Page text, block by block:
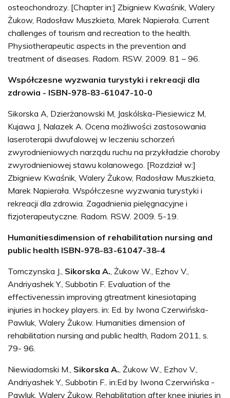
osteochondrozy. [Chapter in:] Zbigniew Kwaśnik, Walery
Żukow, Radosław Muszkieta, Marek Napierała. Current
challenges of tourism and recreation to the health.
Physiotherapeutic aspects in the prevention and
treatment of diseases. Radom. RSW. 2009. 81 – 96.
Współczesne wyzwania turystyki i rekreacji dla
zdrowia - ISBN-978-83-61047-10-0
Sikorska A, Dzierżanowski M, Jaskólska-Piesiewicz M,
Kujawa J, Nalazek A. Ocena możliwości zastosowania
laseroterapii dwufalowej w leczeniu schorzeń
zwyrodnieniowych narządu ruchu na przykładzie choroby
zwyrodnieniowej stawu kolanowego. [Rozdział w:]
Zbigniew Kwaśnik, Walery Żukow, Radosław Muszkieta,
Marek Napierała. Współczesne wyzwania turystyki i
rekreacji dla zdrowia. Zagadnienia pielęgnacyjne i
fizjoterapeutyczne. Radom. RSW. 2009. 5-19.
Humanitiesdimension of rehabilitation nursing and
public health ISBN-978-83-61047-38-4
Tomczynska J., Sikorska A. , Żukow W., Ezhov V.,
Andriyashek Y., Subbotin F. Evaluation of the
effectivenessin improving gtreatment kinesiotaping
injuries in hockey players. in: Ed. by Iwona Czerwińska-
Pawluk, Walery Żukow. Humanities dimension of
rehabilitation nursing and public health, Radom 2011, s.
79- 96.
Niewiadomski M., Sikorska A. , Żukow W., Ezhov V.,
Andriyashek Y., Subbotin F.. in:Ed by Iwona Czerwińska -
Pawluk, Walery Żukow. Rehabilitation after knee injuries in